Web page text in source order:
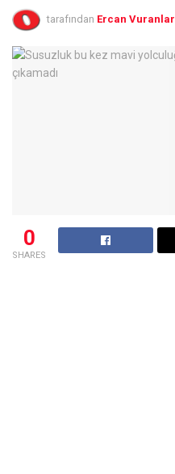
tarafından Ercan Vuranlar
0
SHARES